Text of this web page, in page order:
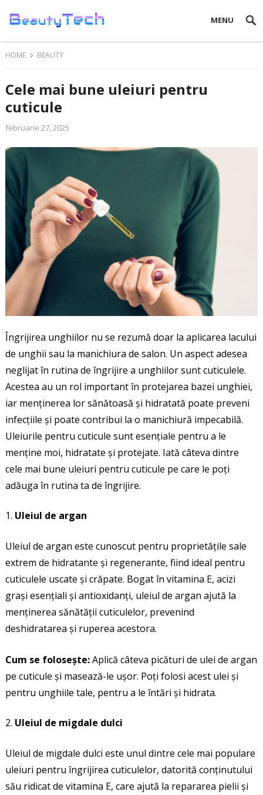
MENU
HOME BEAUTY
Cele mai bune uleiuri pentru
cuticule
februarie 27, 2025
Îngrijirea unghiilor nu se rezumă doar la aplicarea lacului
de unghii sau la manichiura de salon. Un aspect adesea
neglijat în rutina de îngrijire a unghiilor sunt cuticulele.
Acestea au un rol important în protejarea bazei unghiei,
iar menținerea lor sănătoasă și hidratată poate preveni
infecțiile și poate contribui la o manichiură impecabilă.
Uleiurile pentru cuticule sunt esențiale pentru a le
menține moi, hidratate și protejate. Iată câteva dintre
cele mai bune uleiuri pentru cuticule pe care le poți
adăuga în rutina ta de îngrijire.
Uleiul de argan
Uleiul de argan este cunoscut pentru proprietățile sale
extrem de hidratante și regenerante, fiind ideal pentru
cuticulele uscate și crăpate. Bogat în vitamina E, acizi
grași esențiali și antioxidanți, uleiul de argan ajută la
menținerea sănătății cuticulelor, prevenind
deshidratarea și ruperea acestora.
Cum se folosește:Aplică câteva picături de ulei de argan
pe cuticule și masează-le ușor. Poți folosi acest ulei și
pentru unghiile tale, pentru a le întări și hidrata.
Uleiul de migdale dulci
Uleiul de migdale dulci este unul dintre cele mai populare
uleiuri pentru îngrijirea cuticulelor, datorită conținutului
său ridicat de vitamina E, care ajută la repararea pielii și